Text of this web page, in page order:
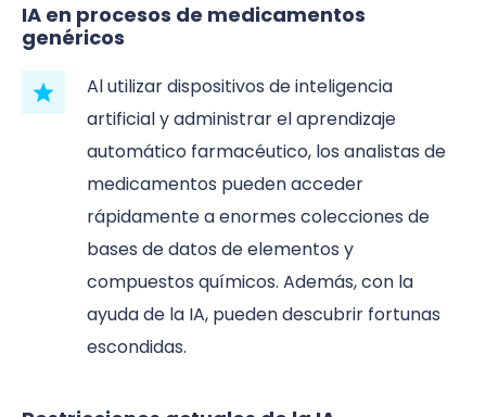
IA en procesos de medicamentos
genéricos
Al utilizar dispositivos de inteligencia
artificial y administrar el aprendizaje
automático farmacéutico, los analistas de
medicamentos pueden acceder
rápidamente a enormes colecciones de
bases de datos de elementos y
compuestos químicos. Además, con la
ayuda de la IA, pueden descubrir fortunas
escondidas.